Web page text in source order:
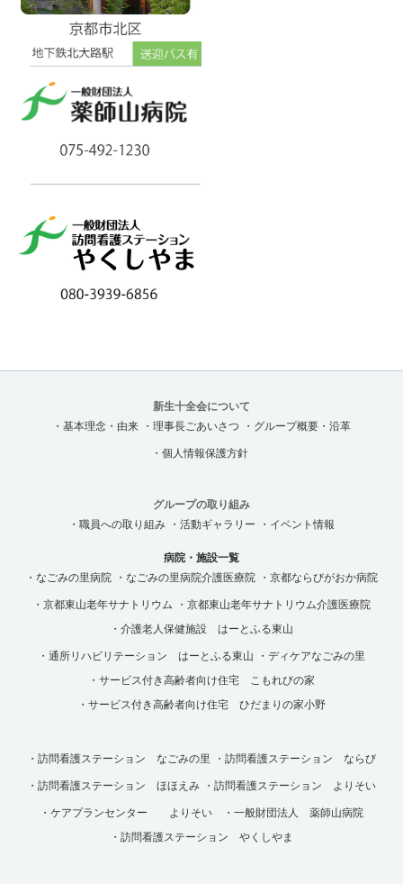
新生十全会について
・基本理念・由来
・理事長ごあいさつ ・グループ概要・沿革
・個人情報保護方針
グループの取り組み
・職員への取り組み
・活動ギャラリー ・イベント情報
病院・施設一覧
・なごみの里病院
・なごみの里病院介護医療院 ・京都ならびがおか病院
・京都東山老年サナトリウム
・京都東山老年サナトリウム介護医療院
・介護老人保健施設 はーとふる東山
・通所リハビリテーション はーとふる東山
・ディケアなごみの里
・サービス付き高齢者向け住宅 こもれびの家
・サービス付き高齢者向け住宅 ひだまりの家小野
・訪問看護ステーション なごみの里 ・訪問看護ステーション ならび
・訪問看護ステーション ほほえみ ・訪問看護ステーション よりそい
・ケアプランセンター よりそい
・一般財団法人 薬師山病院
・訪問看護ステーション やくしやま